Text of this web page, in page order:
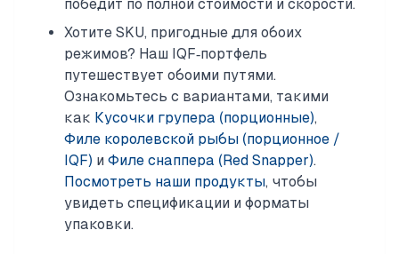
победит по полной стоимости и скорости.
Хотите SKU, пригодные для обоих
режимов? Наш IQF‑портфель
путешествует обоими путями.
Ознакомьтесь с вариантами, такими
как Кусочки групера (порционные),
Филе королевской рыбы (порционное /
IQF) и Филе снаппера (Red Snapper).
Посмотреть наши продукты, чтобы
увидеть спецификации и форматы
упаковки.